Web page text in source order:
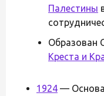
Палестины
Образован
Креста и
1924 —